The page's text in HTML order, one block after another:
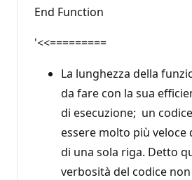
End Function
'<<=========
La lunghezza della
da fare con la sua
di esecuzione; un
essere molto più
di una sola riga. Detto
verbosità del codice